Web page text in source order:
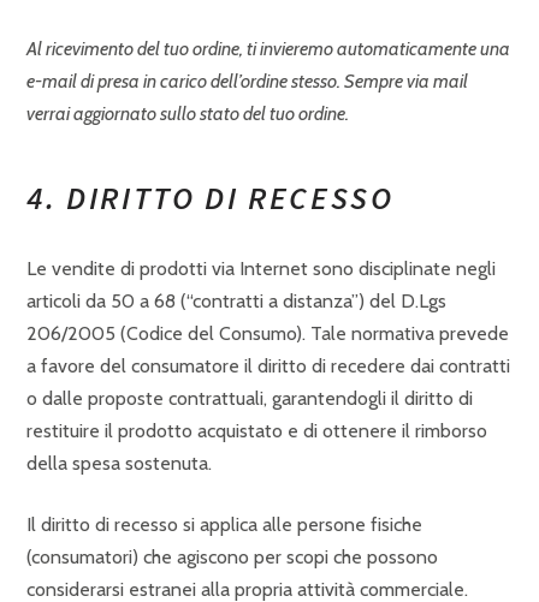
Al ricevimento del tuo ordine, ti invieremo automaticamente una
e-mail di presa in carico dell’ordine stesso. Sempre via mail
verrai aggiornato sullo stato del tuo ordine.
4. DIRITTO DI RECESSO
Le vendite di prodotti via Internet sono disciplinate negli
articoli da 50 a 68 (“contratti a distanza”) del D.Lgs
206/2005 (Codice del Consumo). Tale normativa prevede
a favore del consumatore il diritto di recedere dai contratti
o dalle proposte contrattuali, garantendogli il diritto di
restituire il prodotto acquistato e di ottenere il rimborso
della spesa sostenuta.
Il diritto di recesso si applica alle persone fisiche
(consumatori) che agiscono per scopi che possono
considerarsi estranei alla propria attività commerciale.